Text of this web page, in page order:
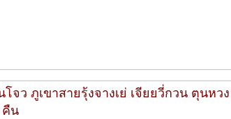
จว ภูเขาสายรุ้งจางเย่ เจียยวี่กวน ตุนหวง
คืน